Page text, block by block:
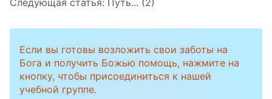
Если вы готовы возложить свои заботы на
Бога и получить Божью помощь, нажмите на
кнопку, чтобы присоединиться к нашей
учебной группе.